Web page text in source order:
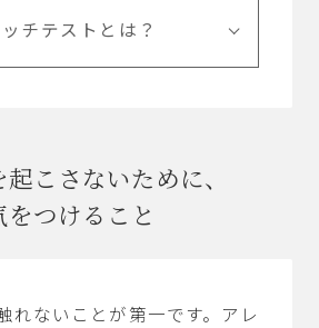
チテストとは？
こさないために、
をつけること
れないことが第一です。アレ